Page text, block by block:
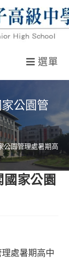
選單
公園管
公園管理處暑期高中
家公園
處暑期高中